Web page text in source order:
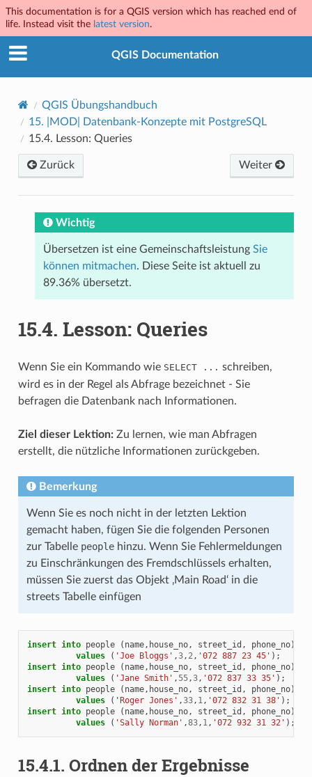
This documentation is for a QGIS version which has reached end of
life. Instead visit the latest version.
QGIS Documentation
QGIS Übungshandbuch
15.
|MOD| Datenbank-Konzepte mit PostgreSQL
15.4. Lesson: Queries
Zurück Weiter
Wichtig
Übersetzen ist eine Gemeinschaftsleistung Sie
können mitmachen. Diese Seite ist aktuell zu
89.36% übersetzt.
15.4. Lesson: Queries
Wenn Sie ein Kommando wie SELECT ... schreiben,
wird es in der Regel als Abfrage bezeichnet - Sie
befragen die Datenbank nach Informationen.
Ziel dieser Lektion:Zu lernen, wie man Abfragen
erstellt, die nützliche Informationen zurückgeben.
Bemerkung
Wenn Sie es noch nicht in der letzten Lektion
gemacht haben, fügen Sie die folgenden Personen
zur Tabelle peoplehinzu. Wenn Sie Fehlermeldungen
zu Einschränkungen des Fremdschlüssels erhalten,
müssen Sie zuerst das Objekt ‚Main Road‘ in die
streets Tabelle einfügen
insert into people ( name, house_no, street_id , phone_no)
values
( 'Joe Bloggs' ,3, 2, '072 887 23 45' );
insert into people ( name, house_no, street_id , phone_no)
values
( 'Jane Smith' , 55,3, '072 837 33 35' );
insert into people ( name, house_no, street_id , phone_no)
values
( 'Roger Jones' ,33, 1, '072 832 31 38' );
insert into people ( name, house_no, street_id , phone_no)
values
( 'Sally Norman' ,83, 1, '072 932 31 32' );
15.4.1. Ordnen der Ergebnisse